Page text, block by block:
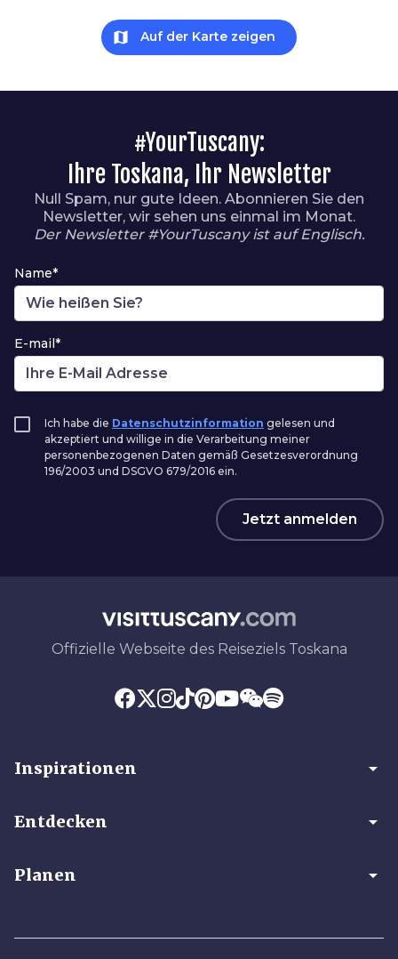
map Auf der Karte zeigen
#YourTuscany:
Ihre Toskana, Ihr Newsletter
Null Spam, nur gute Ideen. Abonnieren Sie den
Newsletter, wir sehen uns einmal im Monat.
Der Newsletter #YourTuscany ist auf Englisch.
Name*
E-mail*
Ich habe die Datenschutzinformation gelesen und
akzeptiert und willige in die Verarbeitung meiner
personenbezogenen Daten gemäß Gesetzesverordnung
196/2003 und DSGVO 679/2016 ein.
Jetzt anmelden
Offizielle Webseite des Reiseziels Toskana
Inspirationen arrow_drop_down
Entdecken arrow_drop_down
Planen arrow_drop_down